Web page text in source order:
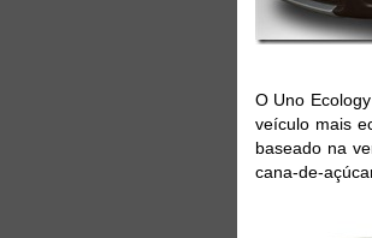
O Uno
veículo mais
baseado na
cana-de-